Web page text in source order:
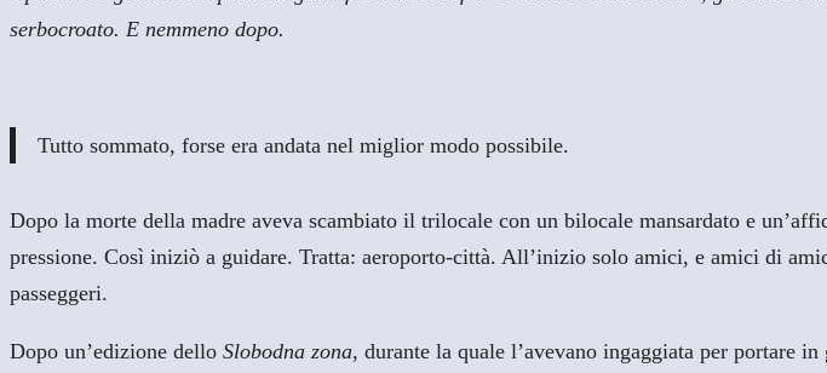
serbocroato. E nemmeno dopo.
Tutto sommato, forse era andata nel miglior modo possibile.
Dopo la morte della madre aveva scambiato il trilocale con un bilocale mansardato e
pressione. Così iniziò a guidare. Tratta: aeroporto-città. All’inizio solo amici, e amici di
passeggeri.
Dopo un’edizione dello Slobodna zona, durante la quale l’avevano ingaggiata per portare